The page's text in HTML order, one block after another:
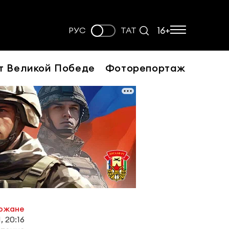
РУС ТАТ 16+
Великой Победе Фоторепортаж
20:16